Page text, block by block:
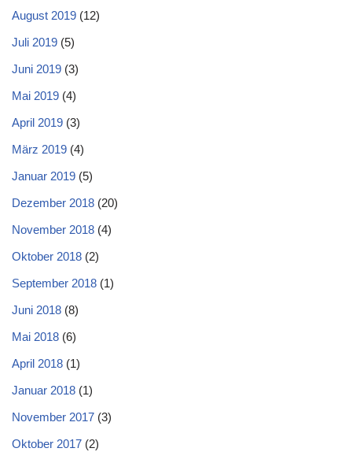
August 2019 (12)
Juli 2019 (5)
Juni 2019 (3)
Mai 2019 (4)
April 2019 (3)
März 2019 (4)
Januar 2019 (5)
Dezember 2018 (20)
November 2018 (4)
Oktober 2018 (2)
September 2018 (1)
Juni 2018 (8)
Mai 2018 (6)
April 2018 (1)
Januar 2018 (1)
November 2017 (3)
Oktober 2017 (2)